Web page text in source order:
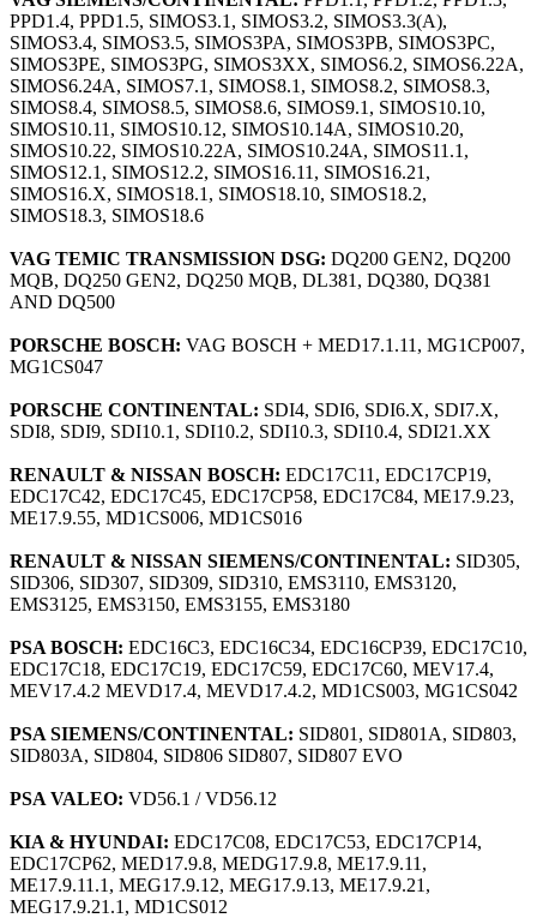
PPD1.4, PPD1.5, SIMOS3.1, SIMOS3.2, SIMOS3.3(A),
SIMOS3.4, SIMOS3.5, SIMOS3PA, SIMOS3PB, SIMOS3PC,
SIMOS3PE, SIMOS3PG, SIMOS3XX, SIMOS6.2, SIMOS6.22A,
SIMOS6.24A, SIMOS7.1, SIMOS8.1, SIMOS8.2, SIMOS8.3,
SIMOS8.4, SIMOS8.5, SIMOS8.6, SIMOS9.1, SIMOS10.10,
SIMOS10.11, SIMOS10.12, SIMOS10.14A, SIMOS10.20,
SIMOS10.22, SIMOS10.22A, SIMOS10.24A, SIMOS11.1,
SIMOS12.1, SIMOS12.2, SIMOS16.11, SIMOS16.21,
SIMOS16.X, SIMOS18.1, SIMOS18.10, SIMOS18.2,
SIMOS18.3, SIMOS18.6
VAG TEMIC TRANSMISSION DSG: DQ200 GEN2, DQ200
MQB, DQ250 GEN2, DQ250 MQB, DL381, DQ380, DQ381
AND DQ500
PORSCHE BOSCH: VAG BOSCH + MED17.1.11, MG1CP007,
MG1CS047
PORSCHE CONTINENTAL: SDI4, SDI6, SDI6.X, SDI7.X,
SDI8, SDI9, SDI10.1, SDI10.2, SDI10.3, SDI10.4, SDI21.XX
RENAULT & NISSAN BOSCH: EDC17C11, EDC17CP19,
EDC17C42, EDC17C45, EDC17CP58, EDC17C84, ME17.9.23,
ME17.9.55, MD1CS006, MD1CS016
RENAULT & NISSAN SIEMENS/CONTINENTAL: SID305,
SID306, SID307, SID309, SID310, EMS3110, EMS3120,
EMS3125, EMS3150, EMS3155, EMS3180
PSA BOSCH: EDC16C3, EDC16C34, EDC16CP39, EDC17C10,
EDC17C18, EDC17C19, EDC17C59, EDC17C60, MEV17.4,
MEV17.4.2 MEVD17.4, MEVD17.4.2, MD1CS003, MG1CS042
PSA SIEMENS/CONTINENTAL: SID801, SID801A, SID803,
SID803A, SID804, SID806 SID807, SID807 EVO
PSA VALEO: VD56.1 / VD56.12
KIA & HYUNDAI: EDC17C08, EDC17C53, EDC17CP14,
EDC17CP62, MED17.9.8, MEDG17.9.8, ME17.9.11,
ME17.9.11.1, MEG17.9.12, MEG17.9.13, ME17.9.21,
MEG17.9.21.1, MD1CS012